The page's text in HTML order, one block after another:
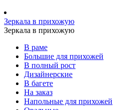
Зеркала в прихожую
Зеркала в прихожую
В раме
Большие для прихожей
В полный рост
Дизайнерские
В багете
На заказ
Напольные для прихожей